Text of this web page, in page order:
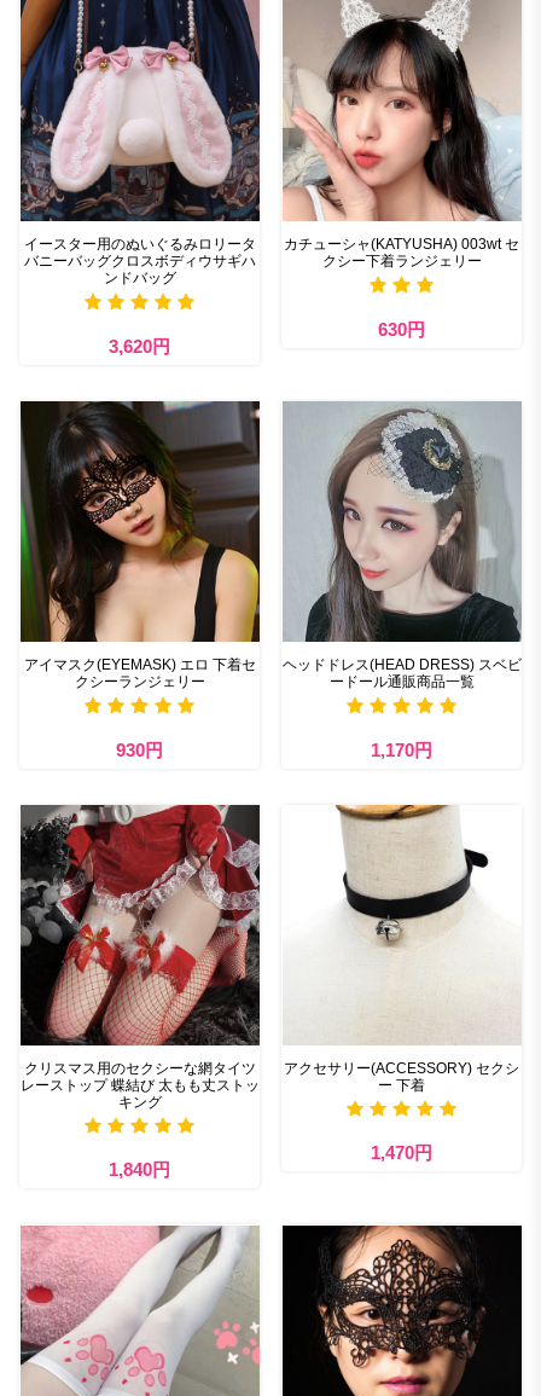
イースター用のぬいぐるみロリータ
バニーバッグクロスボディウサギハ
ンドバッグ
3,620円
カチューシャ(KATYUSHA) 003wt セ
クシー下着ランジェリー
630円
アイマスク(EYEMASK) エロ 下着セ
クシーランジェリー
930円
ヘッドドレス(HEAD DRESS) スベビ
ードール通販商品一覧
1,170円
クリスマス用のセクシーな網タイツ
レーストップ 蝶結び 太もも丈ストッ
キング
1,840円
アクセサリー(ACCESSORY) セクシ
ー 下着
1,470円